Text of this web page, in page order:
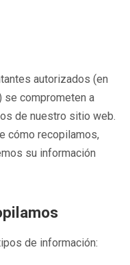
autorizados (en
se comprometen a
de nuestro sitio web.
cómo recopilamos,
su información
de información: